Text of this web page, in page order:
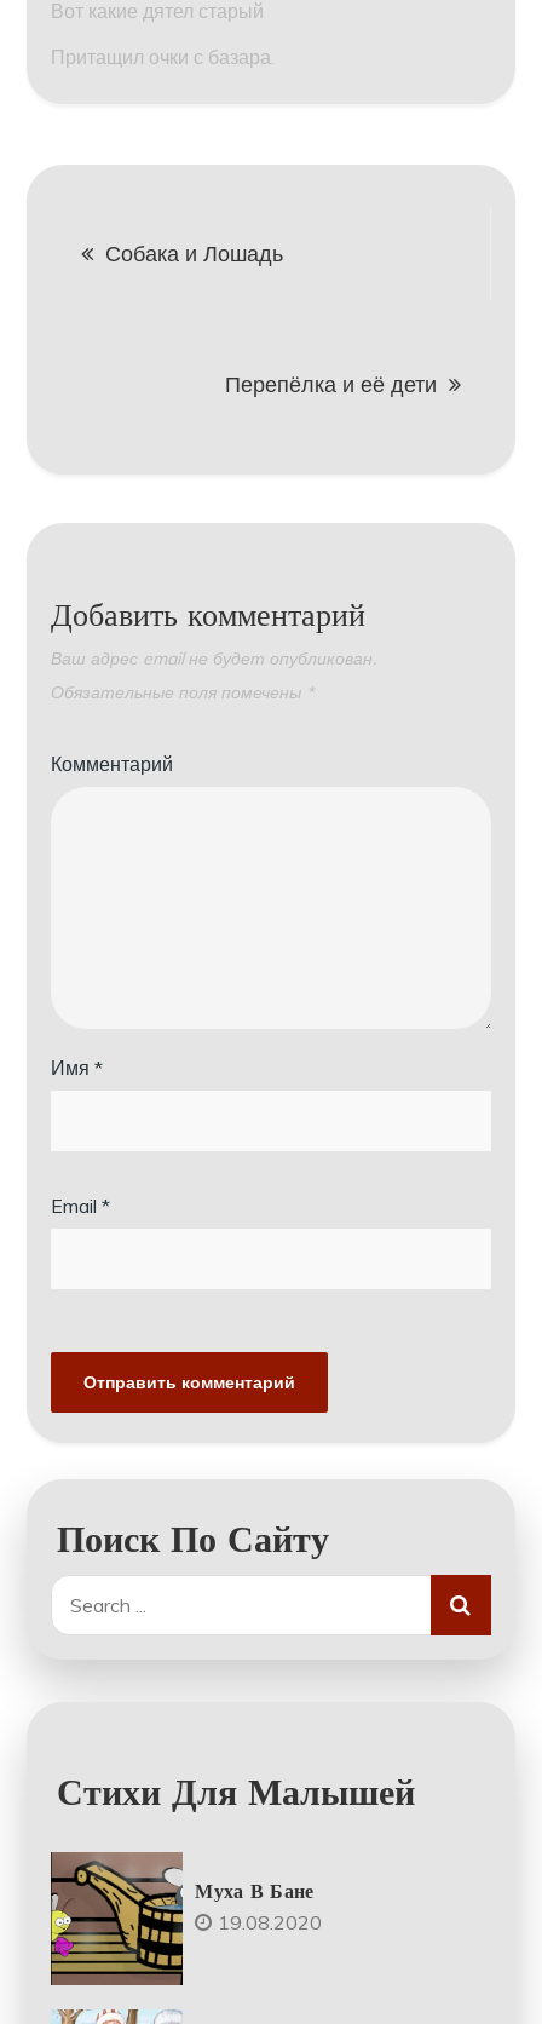
Вот какие дятел старый
Притащил очки с базара.
Навигация
Собака и Лошадь
Перепёлка и её дети
Добавить комментарий
Ваш адрес email не будет опубликован.
Обязательные поля помечены *
Комментарий
Имя*
Email*
Поиск По Сайту
Search
for:
Стихи Для Малышей
Муха В Бане
19.08.2020